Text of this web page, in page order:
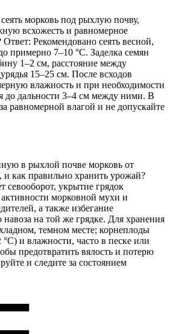
морковь под рыхлую почву,
всхожесть и равномерное
Ответ: Рекомендовано сеять весной,
примерно 7–10 °C. Заделка семян
1–2 см, расстояние между
15–25 см. После всходов
влажность и при необходимости
до дальности 3–4 см между ними. В
равномерной влагой и не допускайте
в рыхлой почве морковь от
и как правильно хранить урожай?
севооборот, укрытие грядок
морковной мухи и
а также избегание
навоза на той же грядке. Для хранения
темном месте; корнеплоды
и влажности, часто в песке или
предотвратить вялость и потерю
и следите за состоянием